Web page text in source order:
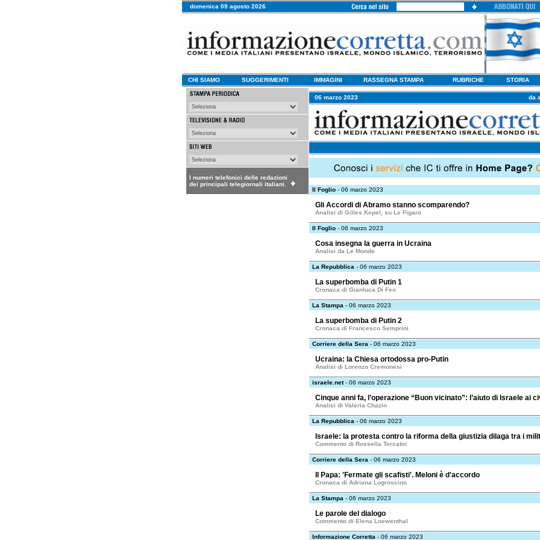
domenica 09 agosto 2026
CHI SIAMO SUGGERIMENTI IMMAGINI RASSEGNA STAMPA RUBRICHE STORIA
I numeri telefonici delle redazioni
dei principali telegiornali italiani.
06 marzo 2023 da
Il Foglio - 06 marzo 2023
Gli Accordi di Abramo stanno scomparendo?
Analisi di Gilles Kepel, su Le Figaro
Il Foglio - 06 marzo 2023
Cosa insegna la guerra in Ucraina
Analisi da Le Monde
La Repubblica - 06 marzo 2023
La superbomba di Putin 1
Cronaca di Gianluca Di Feo
La Stampa - 06 marzo 2023
La superbomba di Putin 2
Cronaca di Francesco Semprini
Corriere della Sera - 06 marzo 2023
Ucraina: la Chiesa ortodossa pro-Putin
Analisi di Lorenzo Cremonesi
israele.net- 06 marzo 2023
Cinque anni fa, l’operazione “Buon vicinato”: l’aiuto di Israele ai
Analisi di Valeria Chazin
La Repubblica - 06 marzo 2023
Israele: la protesta contro la riforma della giustizia dilaga tra i
Commento di Rossella Tercatin
Corriere della Sera - 06 marzo 2023
Il Papa: 'Fermate gli scafisti'. Meloni è d'accordo
Cronaca di Adriana Logroscino
La Stampa - 06 marzo 2023
Le parole del dialogo
Commento di Elena Loewenthal
Informazione Corretta - 06 marzo 2023